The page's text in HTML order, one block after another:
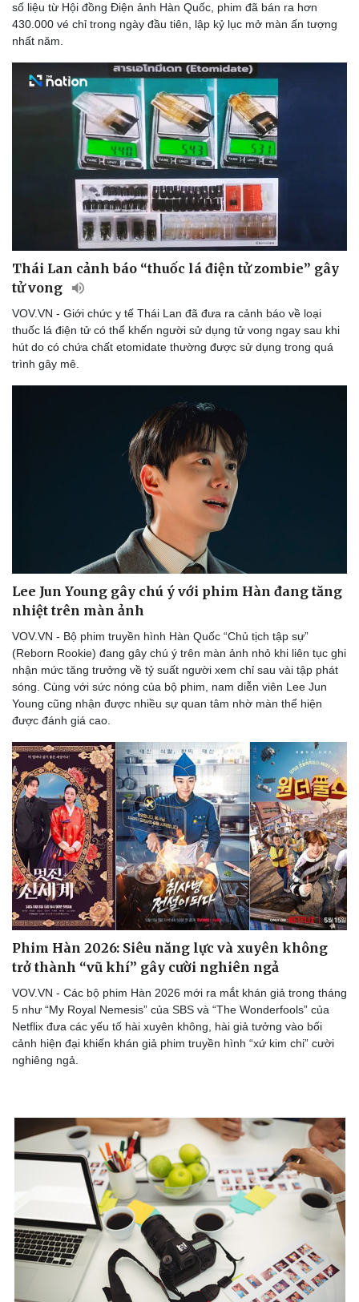
Văn hóa
Sân khấu - Điện ảnh
Văn học
Âm nhạc
Di sản
Giải trí
Nghệ sĩ
Thời trang
Sao Việt
số liệu từ Hội đồng Điện ảnh Hàn Quốc, phim đã bán ra hơn
430.000 vé chỉ trong ngày đầu tiên, lập kỷ lục mở màn ấn tượng
nhất năm.
Thái Lan cảnh báo “thuốc lá điện tử zombie” gây
tử vong
VOV.VN - Giới chức y tế Thái Lan đã đưa ra cảnh báo về loại
thuốc lá điện tử có thể khến người sử dụng tử vong ngay sau khi
hút do có chứa chất etomidate thường được sử dụng trong quá
trình gây mê.
Lee Jun Young gây chú ý với phim Hàn đang tăng
nhiệt trên màn ảnh
VOV.VN - Bộ phim truyền hình Hàn Quốc “Chủ tịch tập sự”
(Reborn Rookie) đang gây chú ý trên màn ảnh nhỏ khi liên tục ghi
nhận mức tăng trưởng về tỷ suất người xem chỉ sau vài tập phát
sóng. Cùng với sức nóng của bộ phim, nam diễn viên Lee Jun
Young cũng nhận được nhiều sự quan tâm nhờ màn thể hiện
được đánh giá cao.
Phim Hàn 2026: Siêu năng lực và xuyên không
trở thành “vũ khí” gây cười nghiên ngả
VOV.VN - Các bộ phim Hàn 2026 mới ra mắt khán giả trong tháng
5 như “My Royal Nemesis” của SBS và “The Wonderfools” của
Netflix đưa các yếu tố hài xuyên không, hài giả tưởng vào bối
cảnh hiện đại khiến khán giả phim truyền hình “xứ kim chi” cười
nghiêng ngả.